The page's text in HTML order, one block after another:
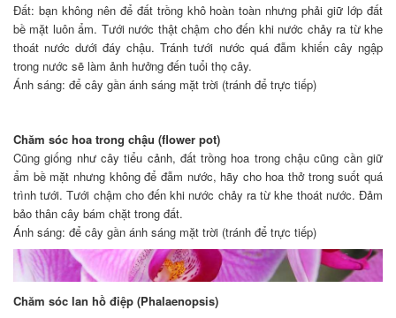
Đất: bạn không nên để đất trồng khô hoàn toàn nhưng phải giữ lớp đất
bề mặt luôn ẩm. Tưới nước thật chậm cho đến khi nước chảy ra từ khe
thoát nước dưới đáy chậu. Tránh tưới nước quá đẫm khiến cây ngập
trong nước sẽ làm ảnh hưởng đến tuổi thọ cây.
Ánh sáng: để cây gần ánh sáng mặt trời (tránh để trực tiếp)
Chăm sóc hoa trong chậu (flower pot)
Cũng giống như cây tiểu cảnh, đất trồng hoa trong chậu cũng cần giữ
ẩm bề mặt nhưng không để đẫm nước, hãy cho hoa thở trong suốt quá
trình tưới. Tưới chậm cho đến khi nước chảy ra từ khe thoát nước. Đảm
bảo thân cây bám chặt trong đất.
Ánh sáng: để cây gần ánh sáng mặt trời (tránh để trực tiếp)
Chăm sóc lan hồ điệp (Phalaenopsis)